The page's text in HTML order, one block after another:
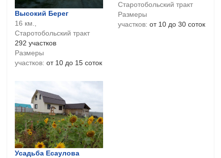
Высокий Берег
16 км.,
Старотобольский тракт
292 участков
Размеры
участков: от 10 до 15 соток
Старотобольский тракт
Размеры
участков: от 10 до 30 соток
Усадьба Есаулова